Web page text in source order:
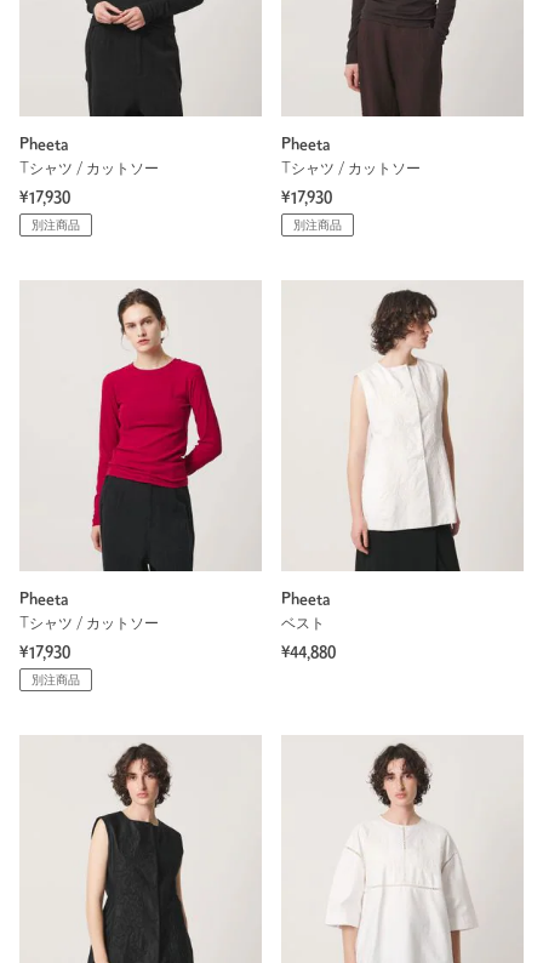
Pheeta
Tシャツ / カットソー
¥17,930
別注商品
Pheeta
Tシャツ / カットソー
¥17,930
別注商品
Pheeta
Tシャツ / カットソー
¥17,930
別注商品
Pheeta
ベスト
¥44,880